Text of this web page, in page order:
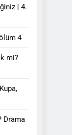
| 4.
4
mi?
Drama